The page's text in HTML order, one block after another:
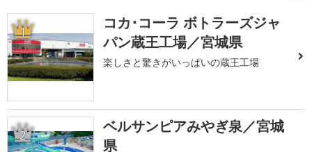
1
コカ･コーラ ボトラーズジャ
パン蔵王工場／宮城県
楽しさと驚きがいっぱいの蔵王工場
2
ベルサンピアみやぎ泉／宮城
県